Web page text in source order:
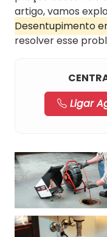
artigo, vamos
Desentupimento
resolver esse
Ligar